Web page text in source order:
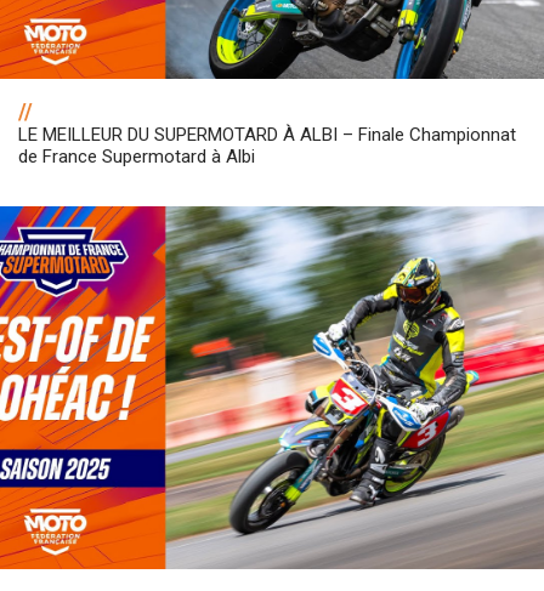
//
LE MEILLEUR DU SUPERMOTARD À ALBI – Finale Championnat
de France Supermotard à Albi